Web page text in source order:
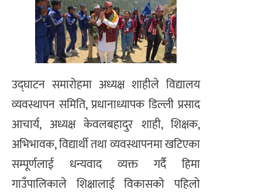
उद्घाटन समारोहमा अध्यक्ष शाहीले विद्यालय
व्यवस्थापन समिति, प्रधानाध्यापक डिल्ली प्रसाद
आचार्य, अध्यक्ष केवलबहादुर शाही, शिक्षक,
अभिभावक, विद्यार्थी तथा व्यवस्थापनमा खटिएका
सम्पूर्णलाई धन्यवाद व्यक्त गर्दै हिमा
गाउँपालिकाले शिक्षालाई विकासको पहिलो